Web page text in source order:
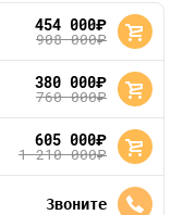
454 000руб.
908 000руб.
380 000руб.
760 000руб.
605 000руб.
1 210 000руб.
Звоните